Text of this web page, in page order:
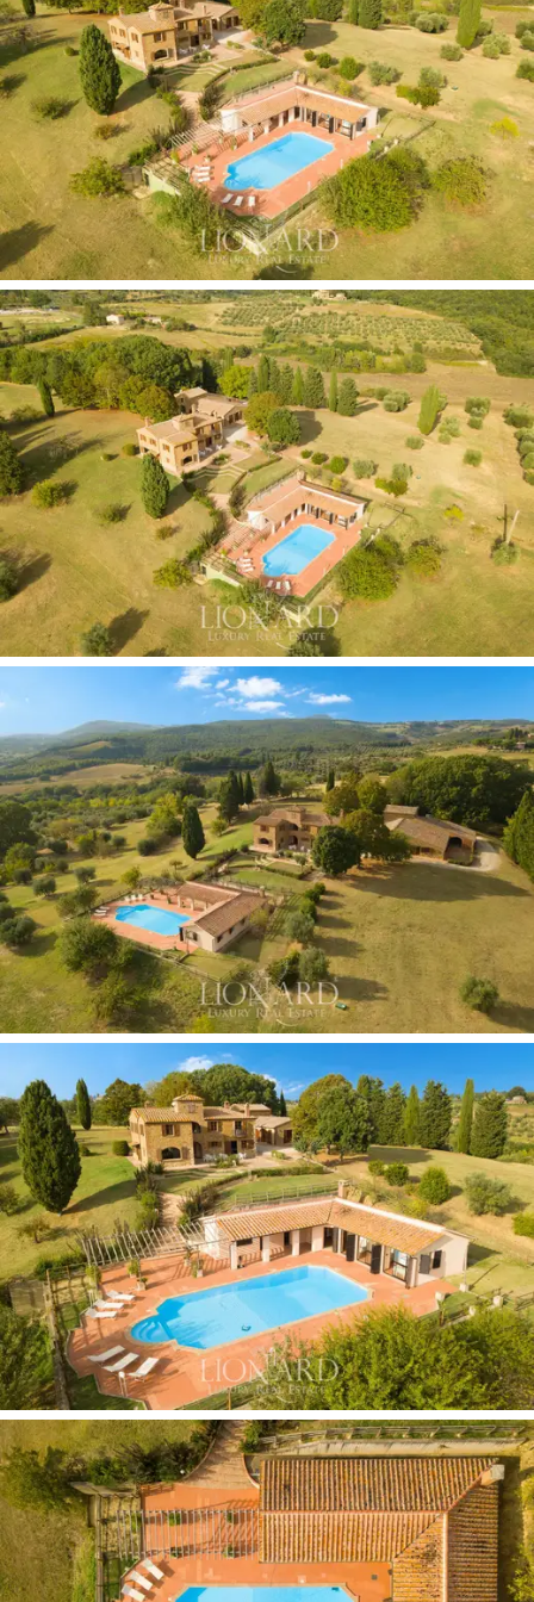
fürdőszoba található, amelyek maximális kényelmet és
magánéletet biztosítanak.
A két, egyszintes melléképületben nappali és felszerelt
konyha található. A csendes hálórészben hat hálószoba
és négy fürdőszoba található. Az ingatlanhoz tartozik
egy negyedik, 100 nm-es épület, jelenleg garázsként
működik.
Az ingatlant 40 000 nm-es föld veszi körül, amely 10
000 nm-es kert és 40 000 nm olajfaliget között oszlik
meg. Egy csodálatos panorámás úszómedence
gazdagítja, és tökéletes hátteret kínál a pihentető
sétákhoz és a szemlélődés pillanataihoz. A panorámás
úszómedence ideális hely a hűsölésre a forró nyári
napokon, gyönyörködve a Val d'Orcia dombjaira nyíló
lenyűgöző kilátásban. Háromszáz évszázados olajfák
veszik körül az ingatlant, ígyigazi toszkán álom.
Ez a csodálatos parasztház eladó, tipikus toszkán
vidéki stílusban, ideális a magánélet élvezetéhez a
toszkán dombok között, csak egy lépésre a közeli
városok szolgáltatásaitól.